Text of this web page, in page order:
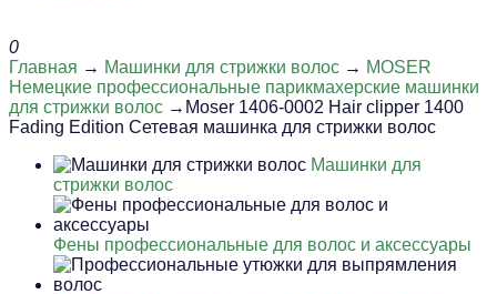
0
Главная → Машинки для стрижки волос → MOSER
Немецкие профессиональные парикмахерские машинки
для стрижки волос →Moser 1406-0002 Hair clipper 1400
Fading Edition Сетевая машинка для стрижки волос
Машинки для
стрижки волос
Фены профессиональные для волос и аксессуары